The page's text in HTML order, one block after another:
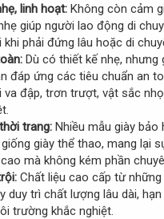
linh hoạt: Không còn cảm
giúp người lao động di
phải đứng lâu hoặc di
Dù có thiết kế nhẹ, nhưng
đáp ứng các tiêu chuẩn an
va đập, trơn trượt, vật sắc
trang: Nhiều mẫu giày bảo
giày thể thao, mang lại
mà không kém phần
Chất liệu cao cấp từ
duy trì chất lượng lâu dài,
trường khắc nghiệt.